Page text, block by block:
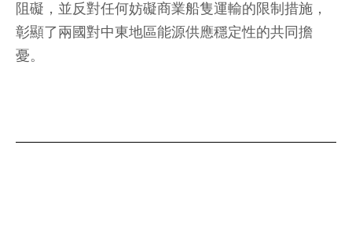
阻礙，並反對任何妨礙商業船隻運輸的限制措施，
彰顯了兩國對中東地區能源供應穩定性的共同擔
憂。